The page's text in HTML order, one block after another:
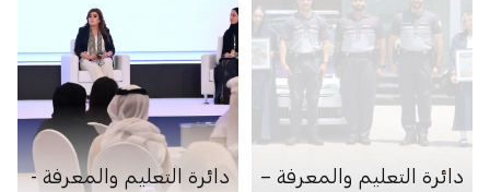
دائرة التعليم والمعرفة –
دائرة التعليم والمعرفة -